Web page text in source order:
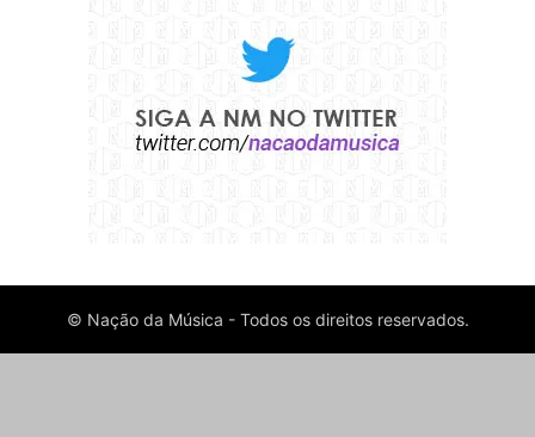
© Nação da Música - Todos os direitos reservados.